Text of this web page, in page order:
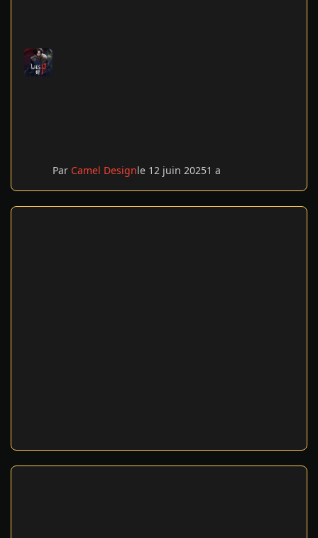
Par Camel Designle 12 juin 20251 a